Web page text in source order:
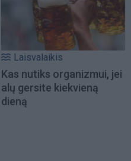
Laisvalaikis
Kas nutiks organizmui, jei
alų gersite kiekvieną
dieną